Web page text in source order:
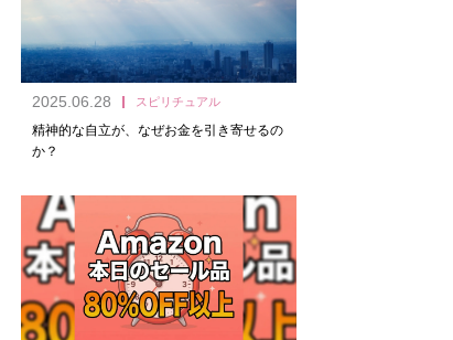
2025.06.28 スピリチュアル
精神的な自立が、なぜお金を引き寄せるの
か？